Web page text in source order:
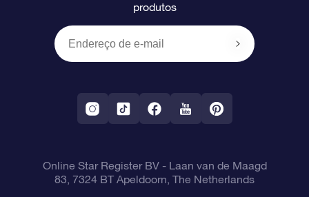
Presentes corporativos
Um Milhão de Estrelas
OSR Starsaver
Aplicativo RV Fly me to the stars
Política de devolução
Constelações
produtos
Online Star Register BV- Laan van de Maagd
83, 7324 BT Apeldoorn, The Netherlands